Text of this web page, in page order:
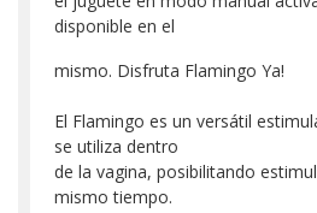
disponible en el
mismo. Disfruta Flamingo Ya!
El Flamingo es un versátil
se utiliza dentro
de la vagina, posibilitando
mismo tiempo.